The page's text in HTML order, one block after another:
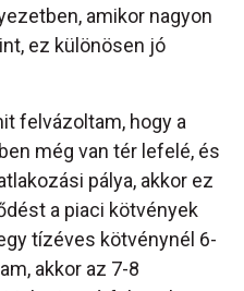
amikor nagyon
ez különösen jó
felvázoltam, hogy a
még van tér lefelé, és
pálya, akkor ez
a piaci kötvények
tízéves kötvénynél 6-
akkor az 7-8